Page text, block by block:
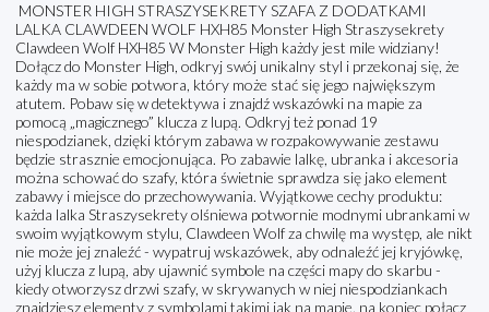
MONSTER HIGH STRASZYSEKRETY SZAFA Z DODATKAMI
LALKA CLAWDEEN WOLF HXH85 Monster High Straszysekrety
Clawdeen Wolf HXH85 W Monster High każdy jest mile widziany!
Dołącz do Monster High, odkryj swój unikalny styl i przekonaj się, że
każdy ma w sobie potwora, który może stać się jego największym
atutem. Pobaw się w detektywa i znajdź wskazówki na mapie za
pomocą „magicznego” klucza z lupą. Odkryj też ponad 19
niespodzianek, dzięki którym zabawa w rozpakowywanie zestawu
będzie strasznie emocjonująca. Po zabawie lalkę, ubranka i akcesoria
można schować do szafy, która świetnie sprawdza się jako element
zabawy i miejsce do przechowywania. Wyjątkowe cechy produktu:
każda lalka Straszysekrety olśniewa potwornie modnymi ubrankami w
swoim wyjątkowym stylu, Clawdeen Wolf za chwilę ma występ, ale nikt
nie może jej znaleźć - wypatruj wskazówek, aby odnaleźć jej kryjówkę,
użyj klucza z lupą, aby ujawnić symbole na części mapy do skarbu -
kiedy otworzysz drzwi szafy, w skrywanych w niej niespodziankach
znajdziesz elementy z symbolami takimi jak na mapie. ​na koniec połącz